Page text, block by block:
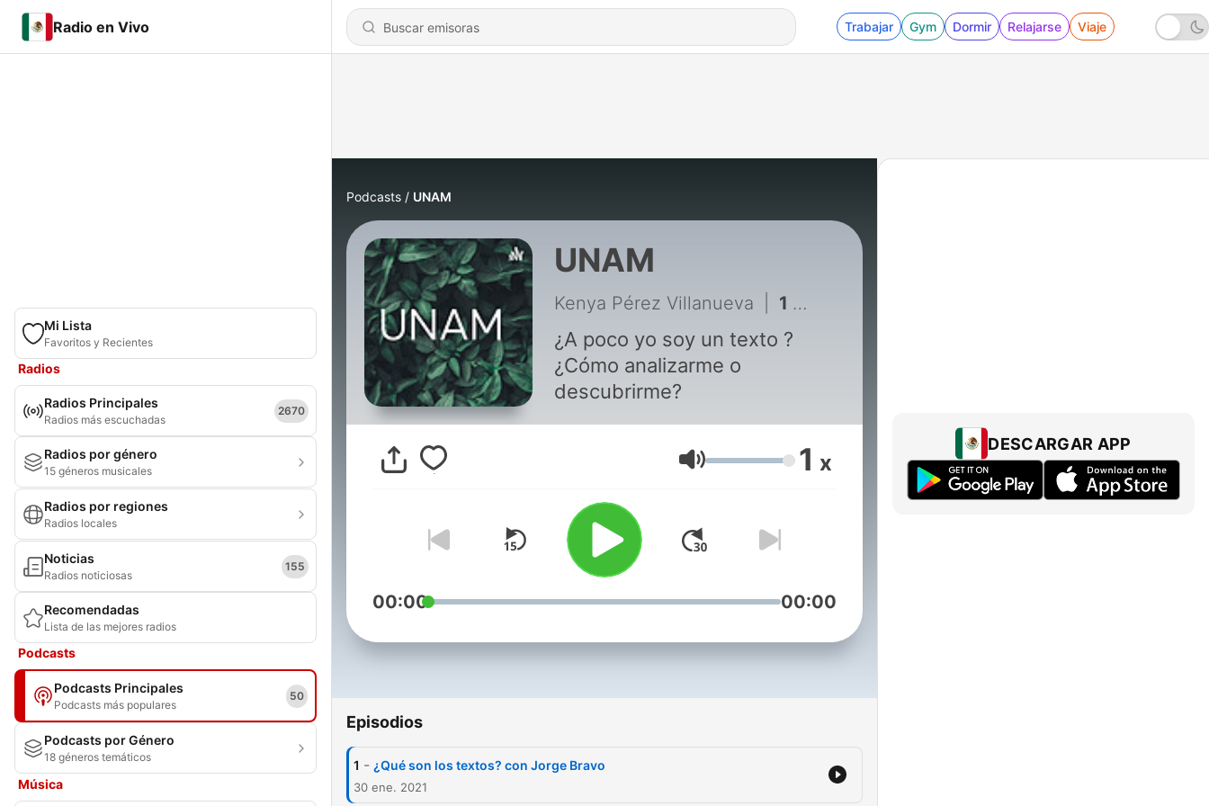
Radio en Vivo Trabajar Gym Dormir Relajarse Viaje
Mi Lista
Favoritos y Recientes
Radios
Radios Principales
Radios más escuchadas
2670
Radios por género
15 géneros musicales
Radios por regiones
Radios locales
Noticias
Radios noticiosas
155
Recomendadas
Lista de las mejores radios
Podcasts
Podcasts Principales
Podcasts más populares
50
Podcasts por Género
18 géneros temáticos
Música
Podcasts UNAM
UNAM
Kenya Pérez Villanueva 1 - ¿Qué son los textos? con Jorge Bravo
¿A poco yo soy un texto ?
¿Cómo analizarme o
descubrirme?
Volumen 1 x
00:00 00:00
Episodios
1 - ¿Qué son los textos? con Jorge Bravo
30 ene. 2021
DESCARGAR APP